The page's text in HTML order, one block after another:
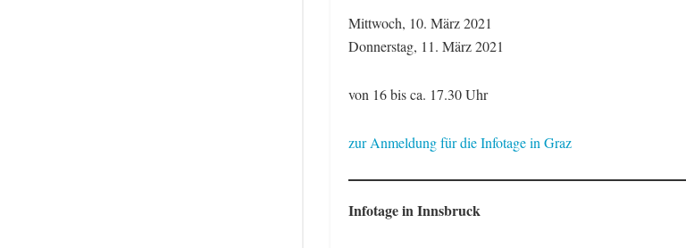
Mittwoch, 10. März 2021
Donnerstag, 11. März 2021
von 16 bis ca. 17.30 Uhr
zur Anmeldung für die Infotage in Graz
Infotage in Innsbruck